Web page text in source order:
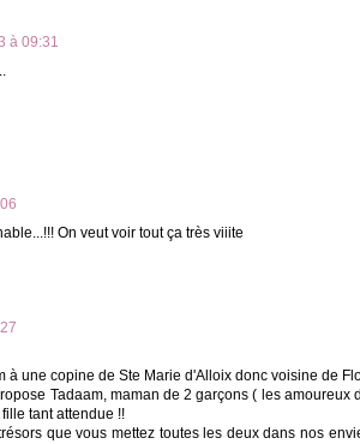
à 09:31
On veut voir tout ça très viiite
à une copine de Ste Marie d'Alloix donc voisine de
Tadaam, maman de 2 garçons ( les amoureux
tant attendue !!
que vous mettez toutes les deux dans nos